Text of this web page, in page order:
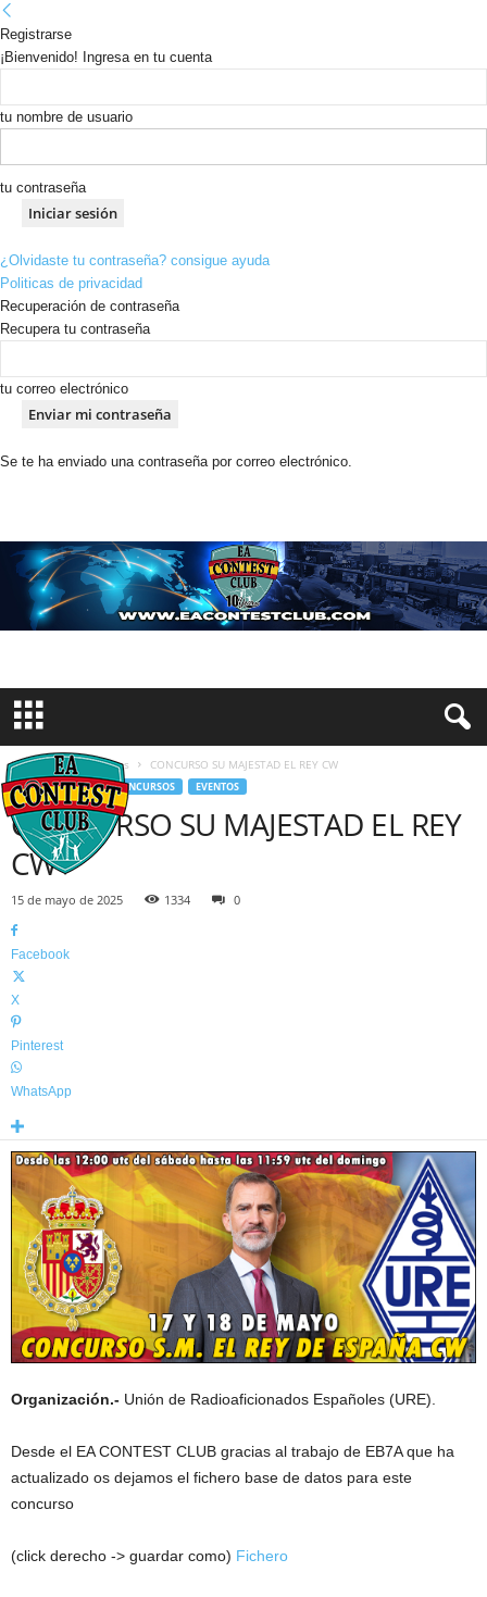
Registrarse
¡Bienvenido! Ingresa en tu cuenta
tu nombre de usuario
tu contraseña
¿Olvidaste tu contraseña? consigue ayuda
Politicas de privacidad
Recuperación de contraseña
Recupera tu contraseña
tu correo electrónico
Se te ha enviado una contraseña por correo electrónico.
Inicio Comunicados CONCURSO SU MAJESTAD EL REY CW
COMUNICADOS CONCURSOS EVENTOS
CONCURSO SU MAJESTAD EL REY
CW
15 de mayo de 2025 1334 0
Facebook
X
Pinterest
WhatsApp
Organización.- Unión de Radioaficionados Españoles (URE).
Desde el EA CONTEST CLUB gracias al trabajo de EB7A que ha
actualizado os dejamos el fichero base de datos para este
concurso
(click derecho -> guardar como) Fichero